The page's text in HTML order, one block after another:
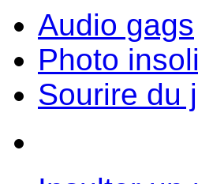
Audio gags
Photo
Sourire du